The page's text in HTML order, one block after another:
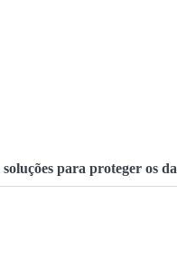
para proteger os